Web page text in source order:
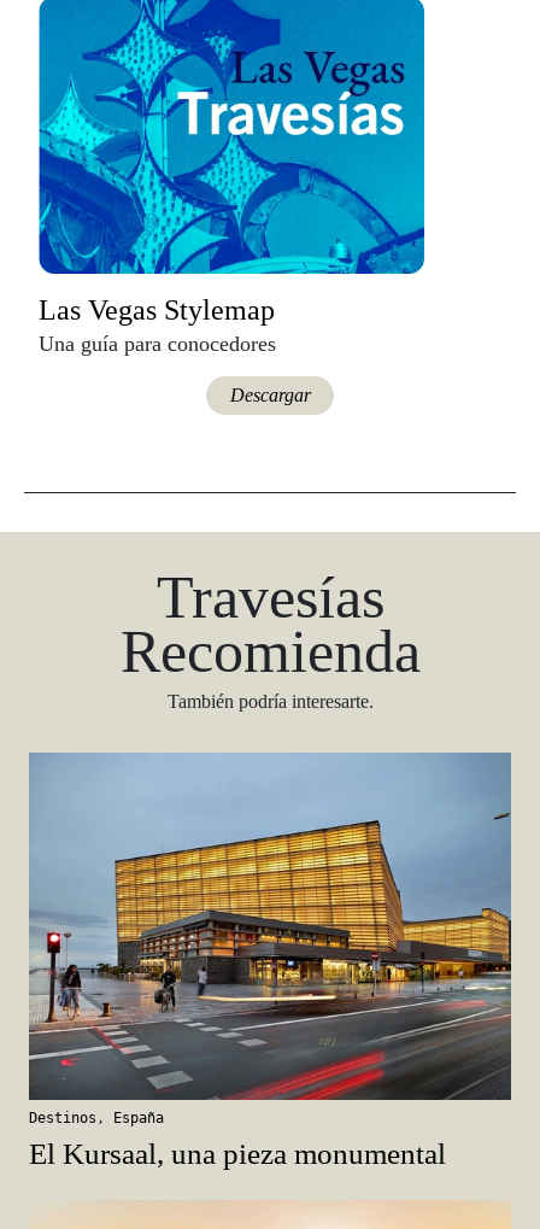
Las Vegas Stylemap
Una guía para conocedores
Descargar
Travesías
Recomienda
También podría interesarte.
Destinos , España
El Kursaal, una pieza monumental